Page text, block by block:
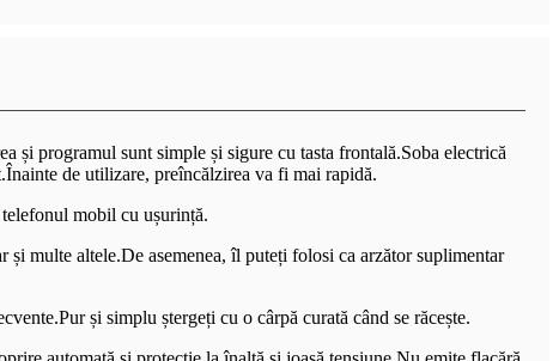
și programul sunt simple și sigure cu tasta frontală.Soba electrică
de utilizare, preîncălzirea va fi mai rapidă.
mobil cu ușurință.
și multe altele.De asemenea, îl puteți folosi ca arzător suplimentar
și simplu ștergeți cu o cârpă curată când se răcește.